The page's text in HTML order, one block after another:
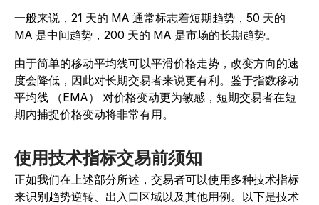
一般来说，21 天的 MA 通常标志着短期趋势，50 天的
MA 是中间趋势，200 天的 MA 是市场的长期趋势。
由于简单的移动平均线可以平滑价格走势，改变方向的速
度会降低，因此对长期交易者来说更有利。鉴于指数移动
平均线 （EMA） 对价格变动更为敏感，短期交易者在短
期内捕捉价格变动将非常有用。
使用技术指标交易前须知
正如我们在上述部分所述，交易者可以使用多种技术指标
来识别趋势逆转、出入口区域以及其他用例。以下是技术